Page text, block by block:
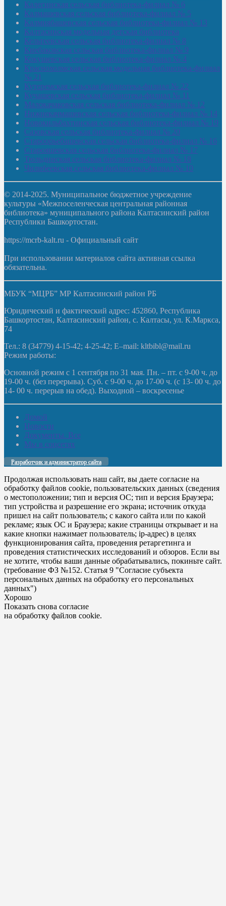
Калегинская сельская библиотека-филиал № 6
Калмашевская сельская библиотека-филиал № 5
Калмиябашевская сельская библиотека-филиал № 13
Калтасинская модельная детская библиотека
Кельтеевская сельская библиотека-филиал № 8
Киебаковская сельская библиотека-филиал № 9
Кокушевская сельская библиотека-филиал № 4
Краснохолмская сельская модельная библиотека-филиал
№ 21
Кутеремская сельская библиотека-филиал № 22
Кучашевская сельская библиотека-филиал № 11
Малокачаковская сельская библиотека-филиал № 12
Нижнекачмашевская сельская библиотека-филиал № 14
Новокильбахтинская сельская библиотека-филиал № 19
Сазовская сельская библиотека-филиал № 20
Староорьебашевская сельская библиотека-филиал № 16
Старояшевская сельская библиотека-филиал № 17
Тюльдинская сельская библиотека-филиал № 18
Чилибеевская сельская библиотека-филиал № 10
© 2014-2025. Муниципальное бюджетное учреждение
культуры «Межпоселенческая центральная районная
библиотека» муниципального района Калтасинский район
Республики Башкортостан.
https://mcrb-kalt.ru - Официальный сайт
При использовании материалов сайта активная ссылка
обязательна.
МБУК “МЦРБ” МР Калтасинский район РБ
Юридический и фактический адрес: 452860, Республика
Башкортостан, Калтасинский район, с. Калтасы, ул. К.Маркса,
74
Тел.: 8 (34779) 4-15-42; 4-25-42; E–mail: kltbibl@mail.ru
Режим работы:
Основной режим с 1 сентября по 31 мая. Пн. – пт. с 9-00 ч. до
19-00 ч. (без перерыва). Суб. с 9-00 ч. до 17-00 ч. (с 13- 00 ч. до
14- 00 ч. перерыв на обед). Выходной – воскресенье
Домой
Новости
Документы. Все
Мы в соцсетях
Разработчик и администратор сайта
Продолжая использовать наш сайт, вы даете согласие на
обработку файлов cookie, пользовательских данных (сведения
о местоположении; тип и версия ОС; тип и версия Браузера;
тип устройства и разрешение его экрана; источник откуда
пришел на сайт пользователь; с какого сайта или по какой
рекламе; язык ОС и Браузера; какие страницы открывает и на
какие кнопки нажимает пользователь; ip-адрес) в целях
функционирования сайта, проведения ретаргетинга и
проведения статистических исследований и обзоров. Если вы
не хотите, чтобы ваши данные обрабатывались, покиньте сайт.
(требование ФЗ №152. Статья 9 "Согласие субъекта
персональных данных на обработку его персональных
данных")
Хорошо
Показать снова согласие
на обработку файлов cookie.